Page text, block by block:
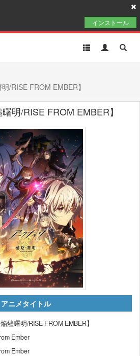
インストール
Toggle
Toggle
/RISE FROM EMBER】
明/RISE FROM EMBER】
アニメタイトル
燼曙明/RISE FROM EMBER】
Ember
Ember